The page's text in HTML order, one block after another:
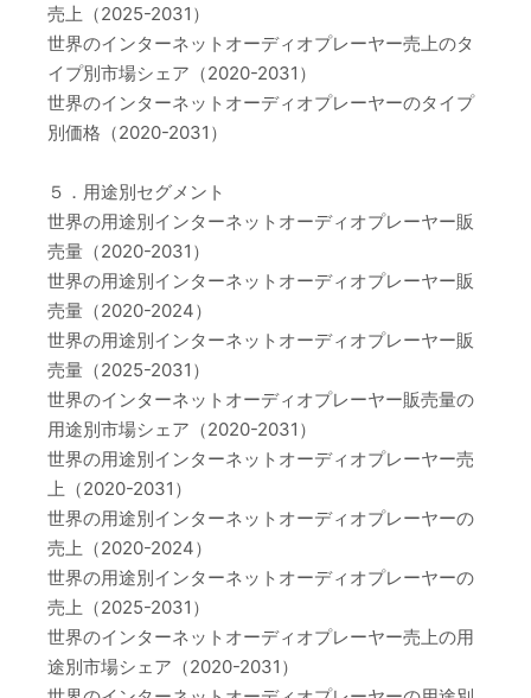
売上（2025-2031）
世界のインターネットオーディオプレーヤー売上のタ
イプ別市場シェア（2020-2031）
世界のインターネットオーディオプレーヤーのタイプ
別価格（2020-2031）
５．用途別セグメント
世界の用途別インターネットオーディオプレーヤー販
売量（2020-2031）
世界の用途別インターネットオーディオプレーヤー販
売量（2020-2024）
世界の用途別インターネットオーディオプレーヤー販
売量（2025-2031）
世界のインターネットオーディオプレーヤー販売量の
用途別市場シェア（2020-2031）
世界の用途別インターネットオーディオプレーヤー売
上（2020-2031）
世界の用途別インターネットオーディオプレーヤーの
売上（2020-2024）
世界の用途別インターネットオーディオプレーヤーの
売上（2025-2031）
世界のインターネットオーディオプレーヤー売上の用
途別市場シェア（2020-2031）